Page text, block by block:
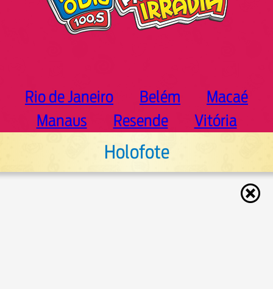
Rio de Janeiro Belém
Macaé
Manaus
Resende Vitória
Holofote